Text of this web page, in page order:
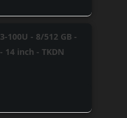
100U - 8/512 GB -
14 inch - TKDN